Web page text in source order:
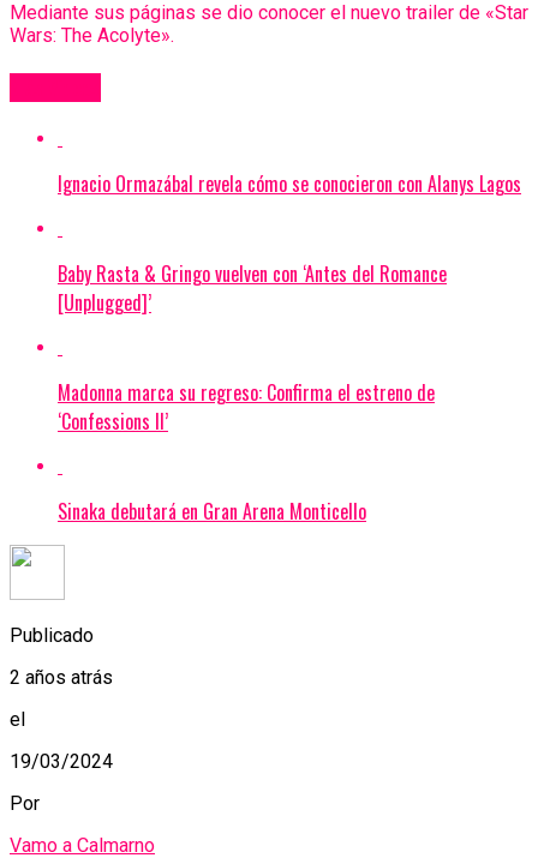
Mediante sus páginas se dio conocer el nuevo trailer de «Star
Wars: The Acolyte».
Ignacio Ormazábal revela cómo se conocieron con Alanys Lagos
Baby Rasta & Gringo vuelven con ‘Antes del Romance
[Unplugged]’
Madonna marca su regreso: Confirma el estreno de
‘Confessions II’
Sinaka debutará en Gran Arena Monticello
Publicado
2 años atrás
el
19/03/2024
Por
Vamo a Calmarno